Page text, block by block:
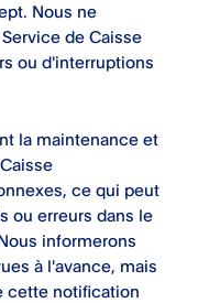
Nous ne
de Caisse
ou d'interruptions
la maintenance et
ce qui peut
ou erreurs dans le
informerons
à l'avance, mais
cette notification